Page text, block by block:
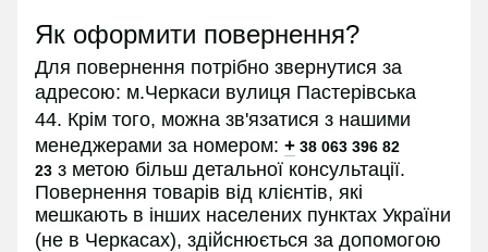
Як оформити повернення?
Для повернення потрібно звернутися за
адресою: м.Черкаси вулиця Пастерівська
44. Крім того, можна зв'язатися з нашими
менеджерами за номером: + 38 063 396 82
23 з метою більш детальної консультації.
Повернення товарів від клієнтів, які
мешкають в інших населених пунктах України
(не в Черкасах), здійснюється за допомогою